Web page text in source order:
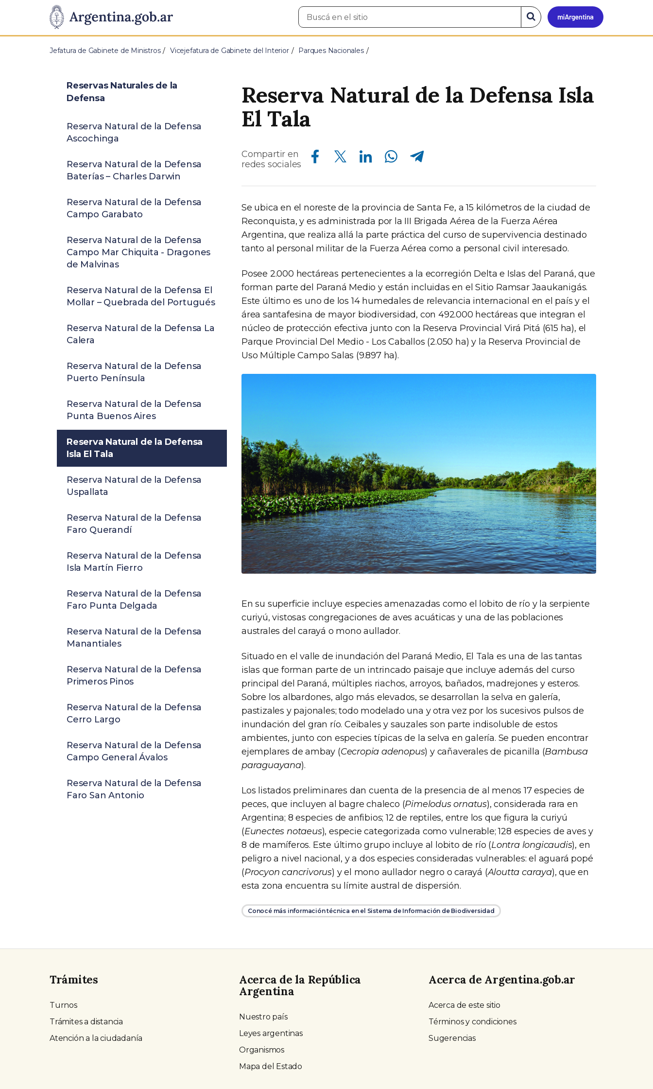
Presidencia
de
Pasar al contenido principal
Mi
Buscar
en
Buscar
en
el
Jefatura de Gabinete de Ministros Vicejefatura de Gabinete del Interior Parques Nacionales
Reserva Natural de la Defensa Isla
El Tala
Compartir en
redes sociales
Compartir en Facebook Compartir en Twitter Compartir en Linkedin Compartir en Whatsapp Compartir en Telegram
Se ubica en el noreste de la provincia de Santa Fe, a 15 kilómetros de la ciudad de
Reconquista, y es administrada por la III Brigada Aérea de la Fuerza Aérea
Argentina, que realiza allá la parte práctica del curso de supervivencia destinado
tanto al personal militar de la Fuerza Aérea como a personal civil interesado.
Posee 2.000 hectáreas pertenecientes a la ecorregión Delta e Islas del Paraná, que
forman parte del Paraná Medio y están incluidas en el Sitio Ramsar Jaaukanigás.
Este último es uno de los 14 humedales de relevancia internacional en el país y el
área santafesina de mayor biodiversidad, con 492.000 hectáreas que integran el
núcleo de protección efectiva junto con la Reserva Provincial Virá Pitá (615 ha), el
Parque Provincial Del Medio - Los Caballos (2.050 ha) y la Reserva Provincial de
Uso Múltiple Campo Salas (9.897 ha).
En su superficie incluye especies amenazadas como el lobito de río y la serpiente
curiyú, vistosas congregaciones de aves acuáticas y una de las poblaciones
australes del carayá o mono aullador.
Situado en el valle de inundación del Paraná Medio, El Tala es una de las tantas
islas que forman parte de un intrincado paisaje que incluye además del curso
principal del Paraná, múltiples riachos, arroyos, bañados, madrejones y esteros.
Sobre los albardones, algo más elevados, se desarrollan la selva en galería,
pastizales y pajonales; todo modelado una y otra vez por los sucesivos pulsos de
inundación del gran río. Ceibales y sauzales son parte indisoluble de estos
ambientes, junto con especies típicas de la selva en galería. Se pueden encontrar
ejemplares de ambay (Cecropia adenopus) y cañaverales de picanilla (Bambusa
paraguayana).
Los listados preliminares dan cuenta de la presencia de al menos 17 especies de
peces, que incluyen al bagre chaleco (Pimelodus ornatus), considerada rara en
Argentina; 8 especies de anfibios; 12 de reptiles, entre los que figura la curiyú
(Eunectes notaeus), especie categorizada como vulnerable; 128 especies de aves y
8 de mamíferos. Este último grupo incluye al lobito de río (Lontra longicaudis), en
peligro a nivel nacional, y a dos especies consideradas vulnerables: el aguará popé
(Procyon cancrivorus) y el mono aullador negro o carayá (Aloutta caraya), que en
esta zona encuentra su límite austral de dispersión.
Conocé más información técnica en el Sistema de Información de Biodiversidad
Reservas Naturales de la
Defensa
Reserva Natural de la Defensa
Ascochinga
Reserva Natural de la Defensa
Baterías – Charles Darwin
Reserva Natural de la Defensa
Campo Garabato
Reserva Natural de la Defensa
Campo Mar Chiquita - Dragones
de Malvinas
Reserva Natural de la Defensa El
Mollar – Quebrada del Portugués
Reserva Natural de la Defensa La
Calera
Reserva Natural de la Defensa
Puerto Península
Reserva Natural de la Defensa
Punta Buenos Aires
Reserva Natural de la Defensa
Isla El Tala
Reserva Natural de la Defensa
Uspallata
Reserva Natural de la Defensa
Faro Querandí
Reserva Natural de la Defensa
Isla Martín Fierro
Reserva Natural de la Defensa
Faro Punta Delgada
Reserva Natural de la Defensa
Manantiales
Reserva Natural de la Defensa
Primeros Pinos
Reserva Natural de la Defensa
Cerro Largo
Reserva Natural de la Defensa
Campo General Ávalos
Reserva Natural de la Defensa
Faro San Antonio
Trámites
Turnos
Trámites a distancia
Atención a la ciudadanía
Acerca de la República
Argentina
Nuestro país
Leyes argentinas
Organismos
Mapa del Estado
Acerca de Argentina.gob.ar
Acerca de este sitio
Términos y condiciones
Sugerencias